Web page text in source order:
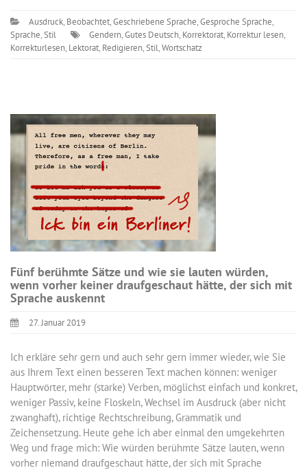
Ausdruck, Beobachtet,Geschriebene Sprache,Gesproche Sprache,
Sprache,Stil Gendern,Gutes Deutsch, Korrektorat, Korrektur lesen,
Korrekturlesen, Lektorat, Redigieren,Stil,Wortschatz
Fünf berühmte Sätze und wie sie lauten würden,
wenn vorher keiner draufgeschaut hätte, der sich mit
Sprache auskennt
27. Januar 2019
Ich erkläre sehr gern und auch sehr gern immer wieder, wie Sie
aus Ihrem Text einen besseren Text machen können: weniger
Hauptwörter, mehr (starke) Verben, möglichst einfach und konkret,
weniger Passiv, keine Floskeln, Wechsel im Ausdruck (aber nicht
zwanghaft), richtige Rechtschreibung, Grammatik und
Zeichensetzung. Heute gehe ich aber einmal den umgekehrten
Weg und frage mich: Wie würden berühmte Sätze lauten, wenn
vorher niemand draufgeschaut hätte, der sich mit Sprache